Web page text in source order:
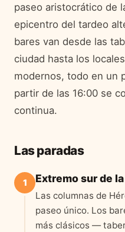
paseo aristocrático de
epicentro del tardeo
bares van desde las
ciudad hasta los
modernos, todo en un
partir de las 16:00 se
continua.
Las paradas
1 Extremo sur de
Las columnas de
paseo único. Los
más clásicos —